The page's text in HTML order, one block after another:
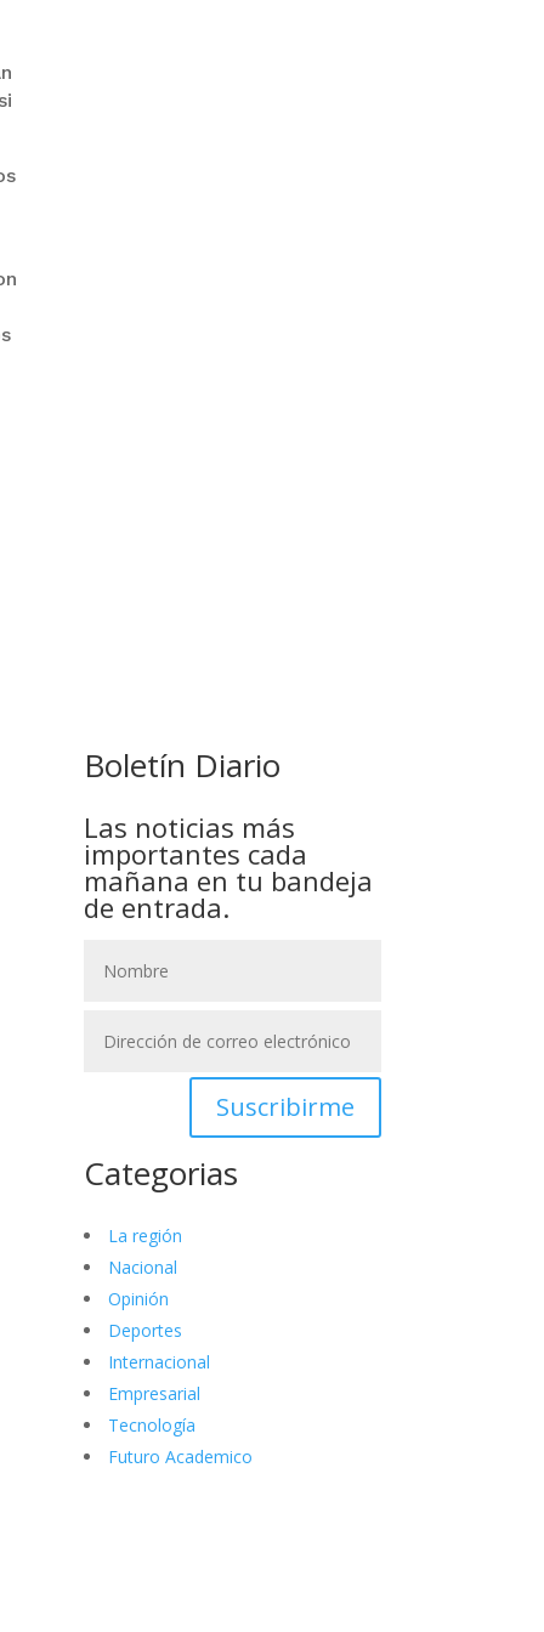
Boletín Diario
Las noticias más
importantes cada
mañana en tu bandeja
de entrada.
Suscribirme
Categorias
La región
Nacional
Opinión
Deportes
Internacional
Empresarial
Tecnología
Futuro Academico